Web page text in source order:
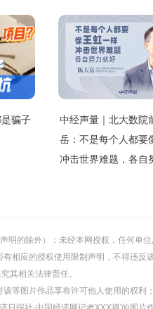
骗子
中经声量｜北大数院
岳：不是每个人都要
冲击世界难题，各自
明的除外）；未经本网授权，任何单
相应的授权使用限制声明，不得违反
其相关法律责任。
等图片作品享有许可他人使用的权利